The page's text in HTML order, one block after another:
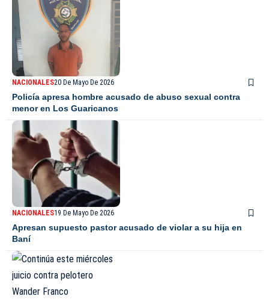
NACIONALES20 De Mayo De 2026
Policía apresa hombre acusado de abuso sexual contra
menor en Los Guaricanos
NACIONALES19 De Mayo De 2026
Apresan supuesto pastor acusado de violar a su hija en
Baní